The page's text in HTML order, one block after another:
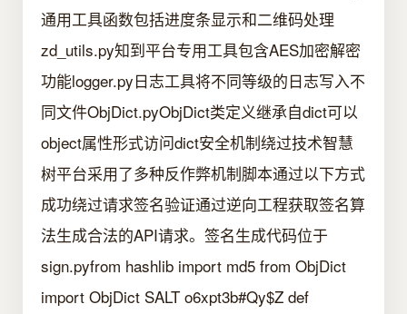
通用工具函数包括进度条显示和二维码处理
zd_utils.py知到平台专用工具包含AES加密解密
功能logger.py日志工具将不同等级的日志写入不
同文件ObjDict.pyObjDict类定义继承自dict可以
object属性形式访问dict安全机制绕过技术智慧
树平台采用了多种反作弊机制脚本通过以下方式
成功绕过请求签名验证通过逆向工程获取签名算
法生成合法的API请求。签名生成代码位于
sign.pyfrom hashlib import md5 from ObjDict
import ObjDict SALT o6xpt3b#Qy$Z def